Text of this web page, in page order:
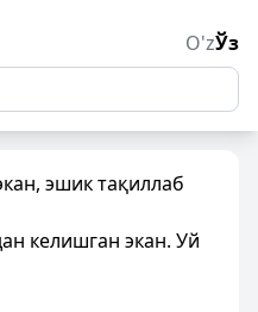
O'zЎз
эшик тақиллаб
келишган экан. Уй